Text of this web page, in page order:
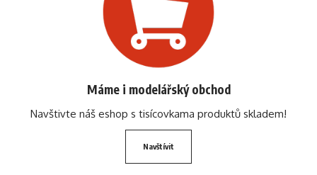
Máme i modelářský obchod
Navštivte náš eshop s tisícovkama produktů skladem!
Navštívit